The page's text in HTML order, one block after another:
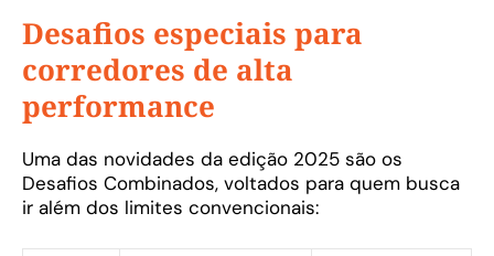
Desafios especiais para
corredores de alta
performance
Uma das novidades da edição 2025 são os
Desafios Combinados, voltados para quem busca
ir além dos limites convencionais: